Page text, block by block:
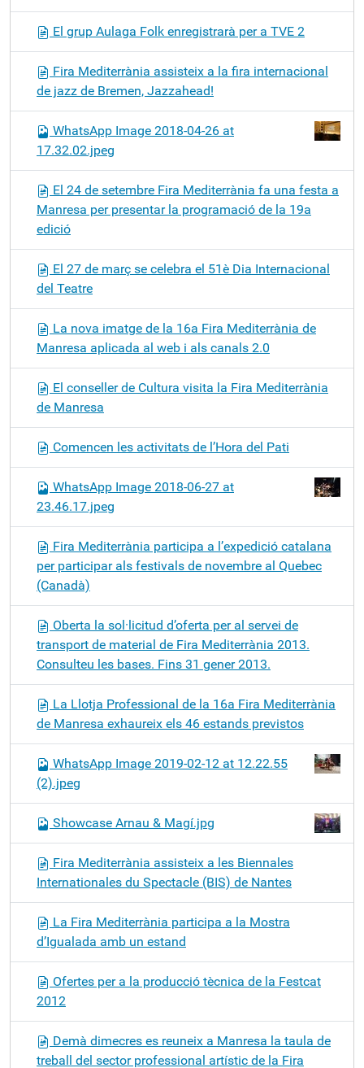
El grup Aulaga Folk enregistrarà per a TVE 2
Fira Mediterrània assisteix a la fira internacional
de jazz de Bremen, Jazzahead!
WhatsApp Image 2018-04-26 at
17.32.02.jpeg
El 24 de setembre Fira Mediterrània fa una festa a
Manresa per presentar la programació de la 19a
edició
El 27 de març se celebra el 51è Dia Internacional
del Teatre
La nova imatge de la 16a Fira Mediterrània de
Manresa aplicada al web i als canals 2.0
El conseller de Cultura visita la Fira Mediterrània
de Manresa
Comencen les activitats de l’Hora del Pati
WhatsApp Image 2018-06-27 at
23.46.17.jpeg
Fira Mediterrània participa a l’expedició catalana
per participar als festivals de novembre al Quebec
(Canadà)
Oberta la sol·licitud d’oferta per al servei de
transport de material de Fira Mediterrània 2013.
Consulteu les bases. Fins 31 gener 2013.
La Llotja Professional de la 16a Fira Mediterrània
de Manresa exhaureix els 46 estands previstos
WhatsApp Image 2019-02-12 at 12.22.55
(2).jpeg
Showcase Arnau & Magí.jpg
Fira Mediterrània assisteix a les Biennales
Internationales du Spectacle (BIS) de Nantes
La Fira Mediterrània participa a la Mostra
d’Igualada amb un estand
Ofertes per a la producció tècnica de la Festcat
2012
Demà dimecres es reuneix a Manresa la taula de
treball del sector professional artístic de la Fira